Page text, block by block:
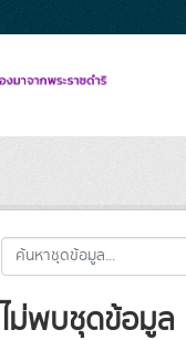
ไม่พบชุดข้อมูล